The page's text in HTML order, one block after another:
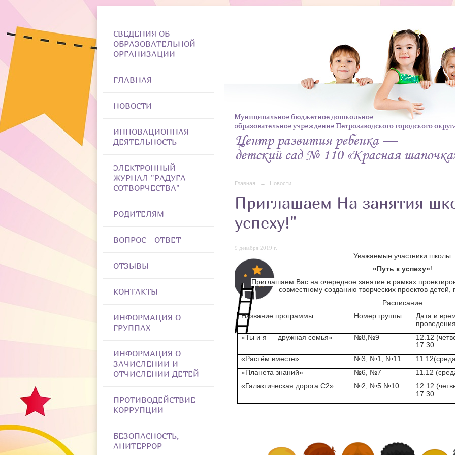
СВЕДЕНИЯ ОБ
ОБРАЗОВАТЕЛЬНОЙ
ОРГАНИЗАЦИИ
ГЛАВНАЯ
НОВОСТИ
ИННОВАЦИОННАЯ
ДЕЯТЕЛЬНОСТЬ
ЭЛЕКТРОННЫЙ
ЖУРНАЛ "РАДУГА
СОТВОРЧЕСТВА"
РОДИТЕЛЯМ
ВОПРОС - ОТВЕТ
ОТЗЫВЫ
КОНТАКТЫ
ИНФОРМАЦИЯ О
ГРУППАХ
ИНФОРМАЦИЯ О
ЗАЧИСЛЕНИИ И
ОТЧИСЛЕНИИ ДЕТЕЙ
ПРОТИВОДЕЙСТВИЕ
КОРРУПЦИИ
БЕЗОПАСНОСТЬ,
АНИТЕРРОР
Главная → Новости
Приглашаем На занятия
успеху!"
9 декабря 2019 г.
Уважаемые участники школы
«Путь к успеху»!
Приглашаем Вас на очередное занятие в рамках
совместному созданию творческих проектов детей,
Расписание
Название программы
Номер группы
Дата и
«Ты и я — дружная семья»
№8,№9
12.12
17.30
«Растём вместе»
№3, №1, №11
«Планета знаний»
№6, №7
11.12
«Галактическая дорога С2»
№2, №5 №10
12.12
17.30